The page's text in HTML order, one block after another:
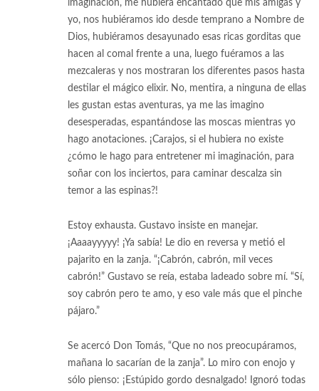
imaginación, me hubiera encantado que mis amigas y
yo, nos hubiéramos ido desde temprano a Nombre de
Dios, hubiéramos desayunado esas ricas gorditas que
hacen al comal frente a una, luego fuéramos a las
mezcaleras y nos mostraran los diferentes pasos hasta
destilar el mágico elixir. No, mentira, a ninguna de ellas
les gustan estas aventuras, ya me las imagino
desesperadas, espantándose las moscas mientras yo
hago anotaciones. ¡Carajos, si el hubiera no existe
¿cómo le hago para entretener mi imaginación, para
soñar con los inciertos, para caminar descalza sin
temor a las espinas?!
Estoy exhausta. Gustavo insiste en manejar.
¡Aaaayyyyy! ¡Ya sabía! Le dio en reversa y metió el
pajarito en la zanja. “¡Cabrón, cabrón, mil veces
cabrón!” Gustavo se reía, estaba ladeado sobre mí. “Sí,
soy cabrón pero te amo, y eso vale más que el pinche
pájaro.”
Se acercó Don Tomás, “Que no nos preocupáramos,
mañana lo sacarían de la zanja”. Lo miro con enojo y
sólo pienso: ¡Estúpido gordo desnalgado! Ignoró todas